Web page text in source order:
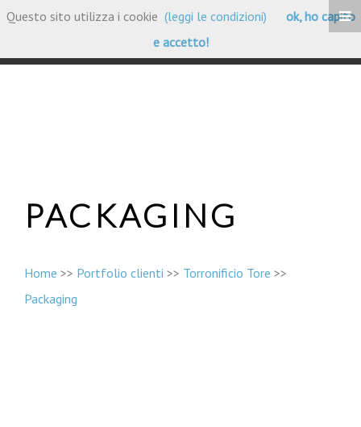
Portfolio Clienti
PACKAGING
Home >> Portfolio clienti >> Torronificio Tore >>
Packaging
Questo sito utilizza i cookie (leggi le condizioni)
ok, ho capito
e accetto!